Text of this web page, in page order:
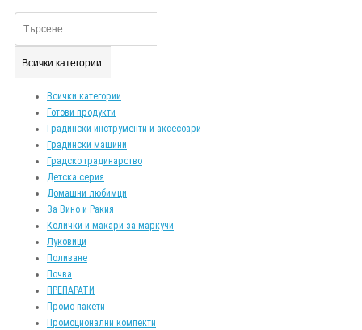
Всички категории
Всички категории
Готови продукти
Градински инструменти и аксесоари
Градински машини
Градско градинарство
Детска серия
Домашни любимци
За Вино и Ракия
Колички и макари за маркучи
Луковици
Поливане
Почва
ПРЕПАРАТИ
Промо пакети
Промоционални компекти